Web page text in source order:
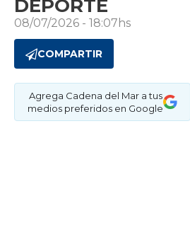
DEPORTE
08/07/2026 - 18:07hs
COMPARTIR
Agrega Cadena del Mar a tus
medios preferidos en Google